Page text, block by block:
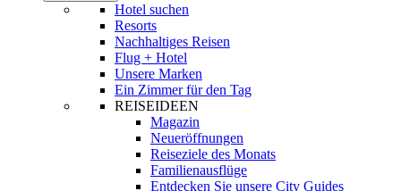
Hotel suchen
Resorts
Nachhaltiges Reisen
Flug + Hotel
Unsere Marken
Ein Zimmer für den Tag
REISEIDEEN
Magazin
Neueröffnungen
Reiseziele des Monats
Familienausflüge
Entdecken Sie unsere City Guides